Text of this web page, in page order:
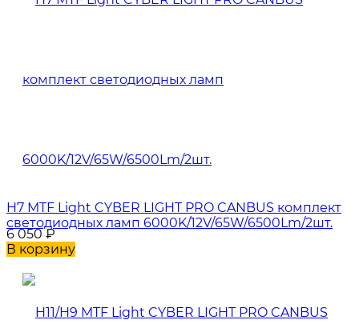
H7 MTF Light CYBER LIGHT PRO CANBUS комплект
светодиодных ламп 6000K/12V/65W/6500Lm/2шт.
6 050₽
В корзину